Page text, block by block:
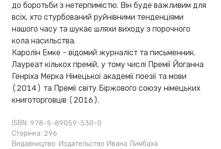
до боротьби з нетерпимістю. Він буде важливим для
всіх, хто стурбований руйнівними тенденціями
нашого часу та шукає шляхи виходу з порочного
кола насильства.
Каролін Емке - відомий журналіст та письменник.
Лауреат кількох премій, у тому числі Премії Йоганна
Генріха Мерка Німецької академії поезії та мови
(2014) та Премії світу Біржового союзу німецьких
книготорговців (2016).
ISBN: 978-5-89059-530-0
Сторінка: 296
Видавництво: Издательство Ивана Лимбаха